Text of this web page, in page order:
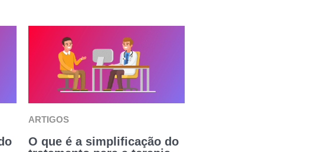
ARTIGOS
O que é a simplificação do